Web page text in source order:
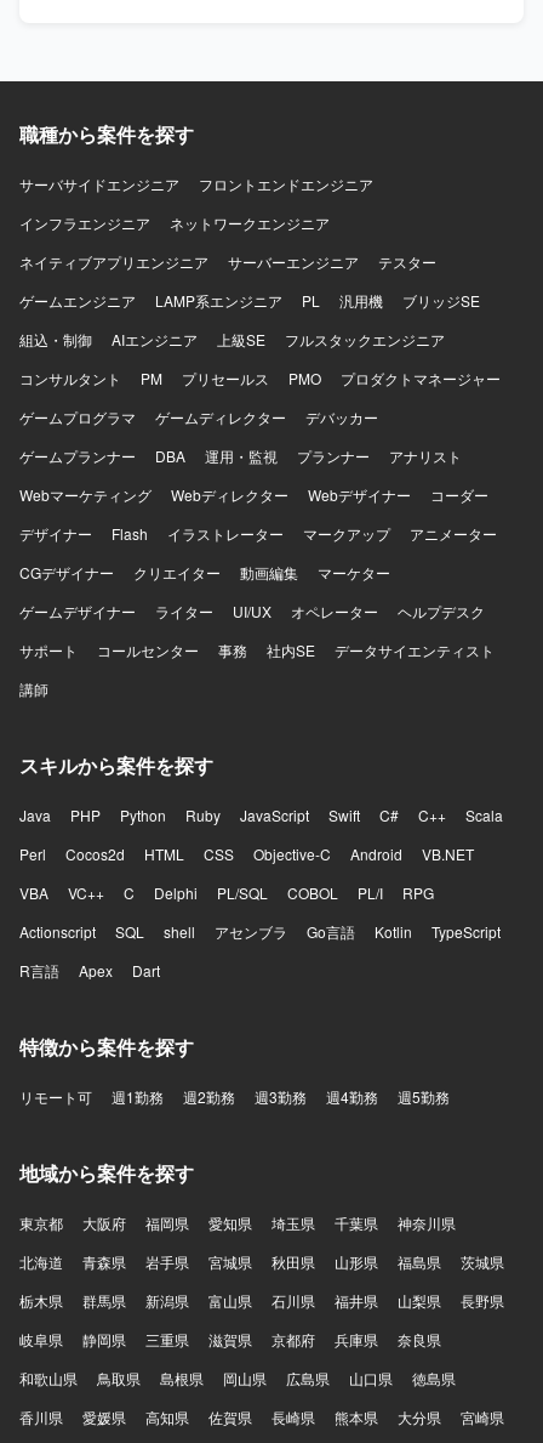
職種から案件を探す
サーバサイドエンジニア
フロントエンドエンジニア
インフラエンジニア
ネットワークエンジニア
ネイティブアプリエンジニア
サーバーエンジニア
テスター
ゲームエンジニア
LAMP系エンジニア PL 汎用機
ブリッジSE
組込・制御
AIエンジニア 上級SE
フルスタックエンジニア
コンサルタント
PM プリセールス PMO
プロダクトマネージャー
ゲームプログラマ
ゲームディレクター
デバッカー
ゲームプランナー
DBA 運用・監視 プランナー
アナリスト
Webマーケティング
Webディレクター Webデザイナー
コーダー
デザイナー
Flash イラストレーター マークアップ
アニメーター
CGデザイナー
クリエイター 動画編集
マーケター
ゲームデザイナー
ライター UI/UX オペレーター
ヘルプデスク
サポート
コールセンター 事務 社内SE
データサイエンティスト
講師
スキルから案件を探す
Java PHP Python Ruby JavaScript Swift C# C++
Scala
Perl
Cocos2d HTML CSS Objective-C Android
VB.NET
VBA
VC++ C Delphi PL/SQL COBOL PL/I
RPG
Actionscript
SQL shell アセンブラ Go言語 Kotlin
TypeScript
R言語
Apex Dart
特徴から案件を探す
リモート可 週1勤務 週2勤務 週3勤務 週4勤務 週5勤務
地域から案件を探す
東京都 大阪府 福岡県 愛知県 埼玉県 千葉県
神奈川県
北海道
青森県 岩手県 宮城県 秋田県 山形県 福島県
茨城県
栃木県
群馬県 新潟県 富山県 石川県 福井県 山梨県
長野県
岐阜県
静岡県 三重県 滋賀県 京都府 兵庫県
奈良県
和歌山県
鳥取県 島根県 岡山県 広島県 山口県
徳島県
香川県
愛媛県 高知県 佐賀県 長崎県 熊本県 大分県 宮崎県